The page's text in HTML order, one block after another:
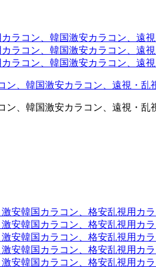
ラコン、韓国激安カラコン、遠
ラコン、韓国激安カラコン、遠
ラコン、韓国激安カラコン、遠
、韓国激安カラコン、遠視・
、韓国激安カラコン、遠視・
安韓国カラコン、格安乱視用カ
安韓国カラコン、格安乱視用カラ
安韓国カラコン、格安乱視用カ
安韓国カラコン、格安乱視用カ
安韓国カラコン、格安乱視用カラ